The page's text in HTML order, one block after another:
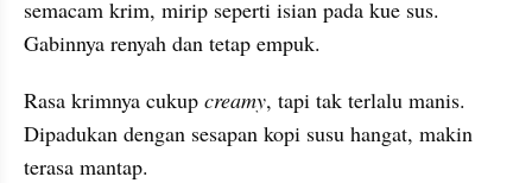
Gabinnya renyah dan tetap empuk.
Rasa krimnya cukup creamy, tapi tak terlalu manis.
Dipadukan dengan sesapan kopi susu hangat, makin
terasa mantap.